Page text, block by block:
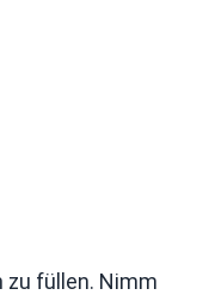
füllen. Nimm